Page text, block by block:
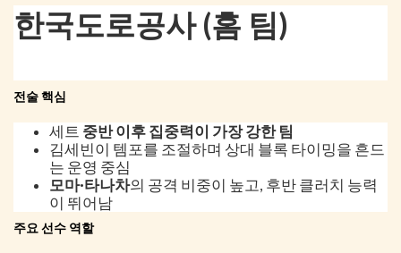
한국도로공사 (홈 팀)
전술 핵심
세트 중반 이후 집중력이 가장 강한 팀
김세빈이 템포를 조절하며 상대 블록 타이밍을 흔드
는 운영 중심
모마·타나차의 공격 비중이 높고, 후반 클러치 능력
이 뛰어남
주요 선수 역할